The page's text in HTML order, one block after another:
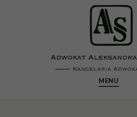
MENU